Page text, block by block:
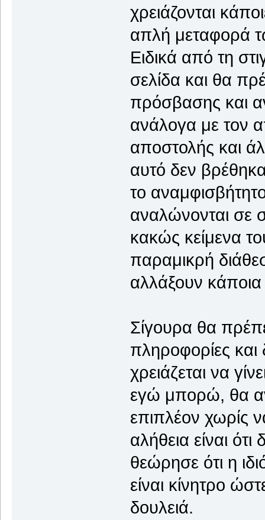
χρειάζονται
απλή μεταφορά
Ειδικά από τη
σελίδα και θα
πρόσβασης και
ανάλογα με τον
αποστολής και
αυτό δεν
το
αναλώνονται σε
κακώς κείμενα
παραμικρή
αλλάξουν
Σίγουρα θα
πληροφορίες και
χρειάζεται να
εγώ μπορώ, θα
επιπλέον χωρίς
αλήθεια είναι
θεώρησε ότι η
είναι κίνητρο
δουλειά.